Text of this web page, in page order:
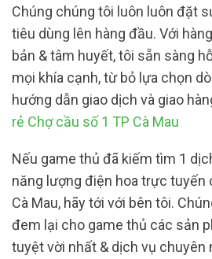
Chúng chúng tôi luôn luôn đặt
tiêu dùng lên hàng đầu. Với
bản & tâm huyết, tôi sẵn sàng
mọi khía cạnh, từ bỏ lựa chọn
hướng dẫn giao dịch và giao
rẻ Chợ cầu số 1 TP Cà Mau
Nếu game thủ đã kiếm tìm 1
năng lượng điện hoa trực tuyến
Cà Mau, hãy tới với bên tôi.
đem lại cho game thủ các sản
tuyệt vời nhất & dịch vụ chuyên